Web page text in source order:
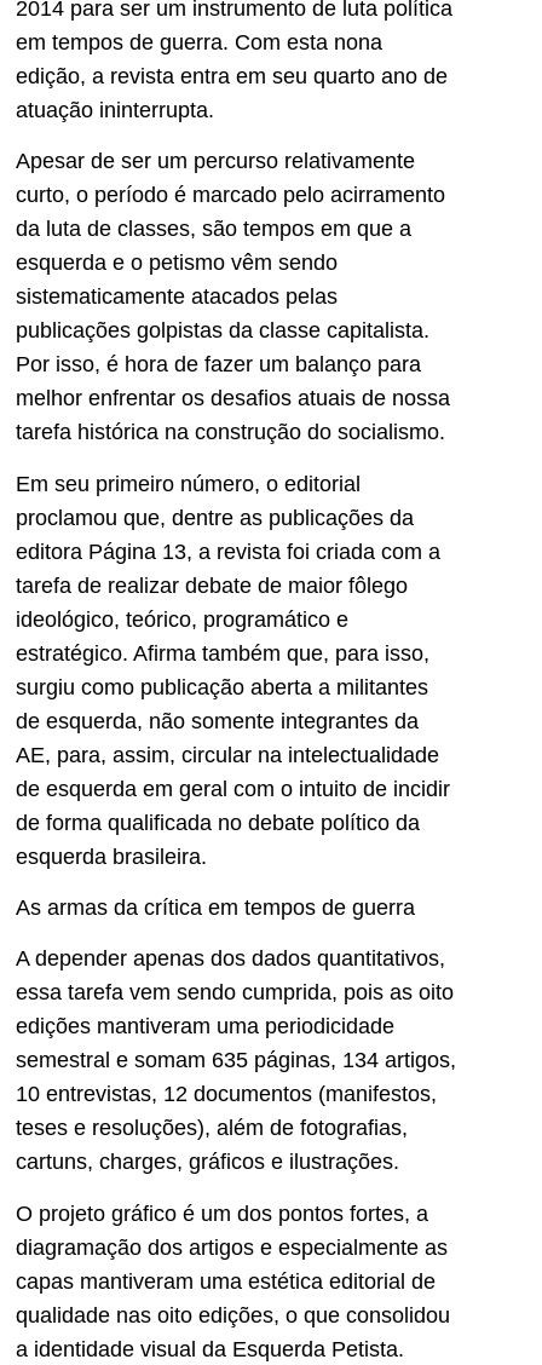
2014 para ser um instrumento de luta política
em tempos de guerra. Com esta nona
edição, a revista entra em seu quarto ano de
atuação ininterrupta.
Apesar de ser um percurso relativamente
curto, o período é marcado pelo acirramento
da luta de classes, são tempos em que a
esquerda e o petismo vêm sendo
sistematicamente atacados pelas
publicações golpistas da classe capitalista.
Por isso, é hora de fazer um balanço para
melhor enfrentar os desafios atuais de nossa
tarefa histórica na construção do socialismo.
Em seu primeiro número, o editorial
proclamou que, dentre as publicações da
editora Página 13, a revista foi criada com a
tarefa de realizar debate de maior fôlego
ideológico, teórico, programático e
estratégico. Afirma também que, para isso,
surgiu como publicação aberta a militantes
de esquerda, não somente integrantes da
AE, para, assim, circular na intelectualidade
de esquerda em geral com o intuito de incidir
de forma qualificada no debate político da
esquerda brasileira.
As armas da crítica em tempos de guerra
A depender apenas dos dados quantitativos,
essa tarefa vem sendo cumprida, pois as oito
edições mantiveram uma periodicidade
semestral e somam 635 páginas, 134 artigos,
10 entrevistas, 12 documentos (manifestos,
teses e resoluções), além de fotografias,
cartuns, charges, gráficos e ilustrações.
O projeto gráfico é um dos pontos fortes, a
diagramação dos artigos e especialmente as
capas mantiveram uma estética editorial de
qualidade nas oito edições, o que consolidou
a identidade visual da Esquerda Petista.